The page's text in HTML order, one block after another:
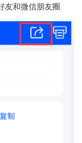
友和微信朋友圈